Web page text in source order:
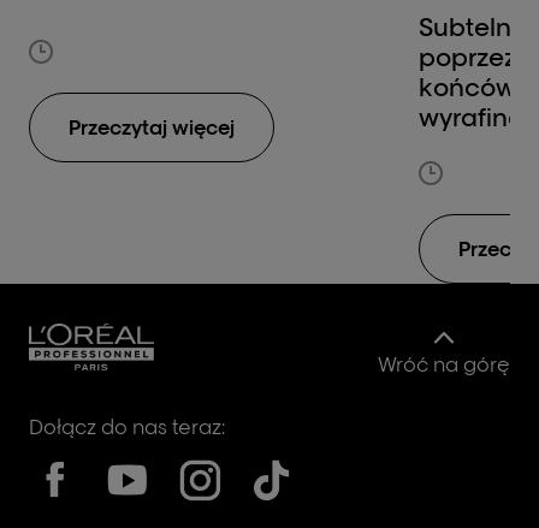
Przeczytaj więcej
Subtelna
poprzez
niewielka
której
lekkości i
nasady.
Wróć na górę
Dołącz do nas teraz: